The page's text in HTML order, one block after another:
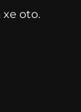
xe oto.